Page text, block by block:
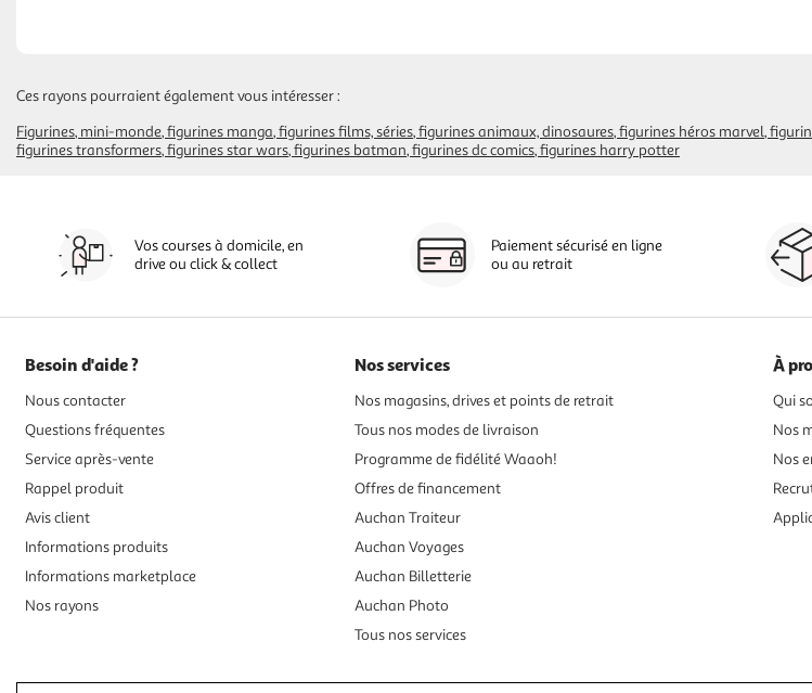
Ces rayons pourraient également vous intéresser :
Figurines mini-monde figurines manga figurines films, séries figurines animaux, dinosaures figurines héros marvel
figurines transformers figurines star wars figurines batman figurines dc comics figurines harry potter
Vos courses à domicile, en
drive ou click & collect
Paiement sécurisé en ligne
ou au retrait
Besoin d'aide ?
Nous contacter
Questions fréquentes
Service après-vente
Rappel produit
Avis client
Informations produits
Informations marketplace
Nos rayons
Nos services
Nos magasins, drives et points de retrait
Tous nos modes de livraison
Programme de fidélité Waaoh!
Offres de financement
Auchan Traiteur
Auchan Voyages
Auchan Billetterie
Auchan Photo
Tous nos services
À
Qui
Nos
Nos